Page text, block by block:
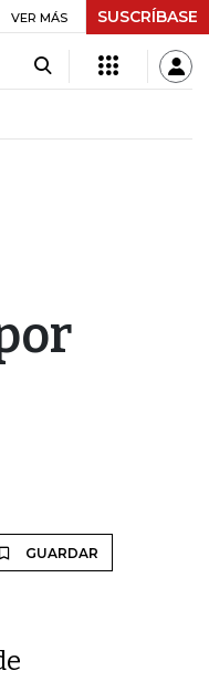
$ 416,86 +$ 0,05 +0,01%
VER MÁS SUSCRÍBASE
GUARDAR